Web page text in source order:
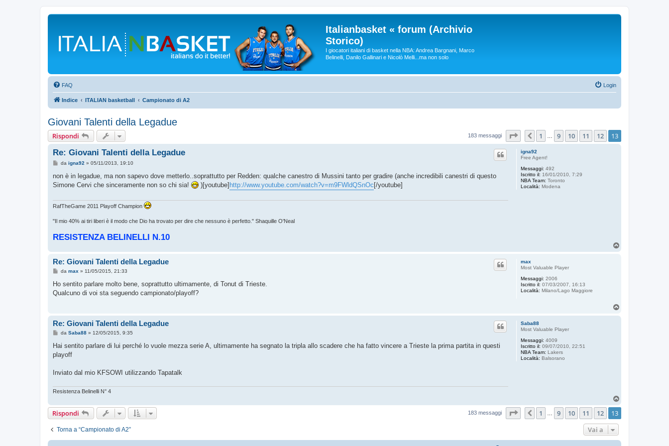
Italianbasket « forum (Archivio
Storico)
I giocatori italiani di basket nella NBA: Andrea Bargnani, Marco
Belinelli, Danilo Gallinari e Nicolò Melli...ma non solo
FAQ Login
Indice ITALIAN basketball Campionato di A2
Giovani Talenti della Legadue
Rispondi 183 messaggi Pagina13di 13
Precedente
1 9 10 11 12 13
igna92
Free Agent!
Messaggi: 492
Iscritto il: 16/01/2010, 7:29
NBA Team: Toronto
Località: Modena
Re: Giovani Talenti della Legadue
M
s
a
i
da igna92 » 05/11/2013, 19:10
non è in legadue, ma non sapevo dove metterlo..soprattutto per Redden: qualche canestro di Mussini tanto per gradire (anche incredibili canestri di questo
Simone Cervi che sinceramente non so chi sia!
)[youtube] http://www.youtube.com/watch?v=m9FWldQSnOc [/youtube]
RafTheGame 2011 Playoff Champion
"‎Il mio 40% ai tiri liberi è il modo che Dio ha trovato per dire che nessuno è perfetto." Shaquille O'Neal
RESISTENZA BELINELLI N.10
max
Most Valuable Player
Messaggi: 2006
Iscritto il: 07/03/2007, 16:13
Località: Milano/Lago Maggiore
Re: Giovani Talenti della Legadue
M
s
a
da max» 11/05/2015, 21:33
Ho sentito parlare molto bene, soprattutto ultimamente, di Tonut di Trieste.
Qualcuno di voi sta seguendo campionato/playoff?
Saba88
Most Valuable Player
Messaggi: 4009
Iscritto il: 09/07/2010, 22:51
NBA Team: Lakers
Località: Balsorano
Re: Giovani Talenti della Legadue
M
s
a
i
da Saba88» 12/05/2015, 9:35
Hai sentito parlare di lui perché lo vuole mezza serie A, ultimamente ha segnato la tripla allo scadere che ha fatto vincere a Trieste la prima partita in questi
playoff
Inviato dal mio KFSOWI utilizzando Tapatalk
Resistenza Belinelli N° 4
Rispondi 183 messaggi Pagina13di 13
Precedente
1 9 10 11 12 13
Torna a “Campionato di A2” Vai a